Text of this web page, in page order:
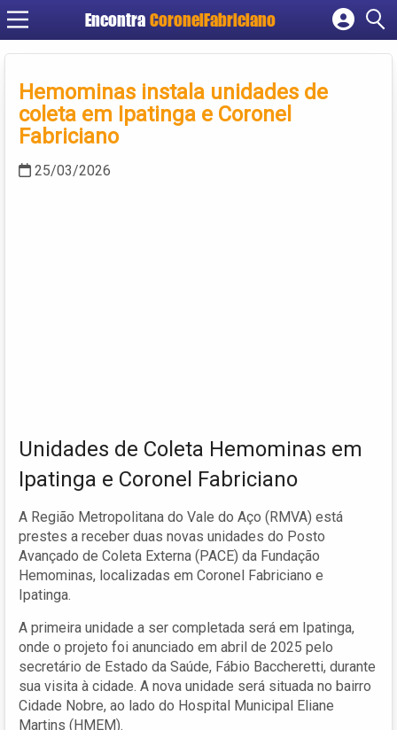
Encontra CoronelFabriciano
Cadastrar empresa
Criar conta
Hemominas instala unidades de
coleta em Ipatinga e Coronel
Fabriciano
25/03/2026
Unidades de Coleta Hemominas em
Ipatinga e Coronel Fabriciano
A Região Metropolitana do Vale do Aço (RMVA) está
prestes a receber duas novas unidades do Posto
Avançado de Coleta Externa (PACE) da Fundação
Hemominas, localizadas em Coronel Fabriciano e
Ipatinga.
A primeira unidade a ser completada será em Ipatinga,
onde o projeto foi anunciado em abril de 2025 pelo
secretário de Estado da Saúde, Fábio Baccheretti, durante
sua visita à cidade. A nova unidade será situada no bairro
Cidade Nobre, ao lado do Hospital Municipal Eliane
Martins (HMEM).